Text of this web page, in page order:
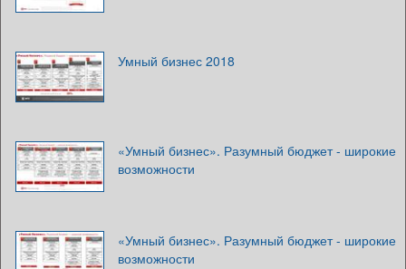
Умный бизнес 2018
«Умный бизнес». Разумный бюджет - широкие
возможности
«Умный бизнес». Разумный бюджет - широкие
возможности